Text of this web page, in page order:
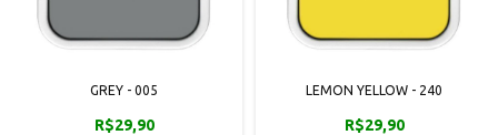
GREY - 005
R$29,90
LEMON YELLOW - 240
R$29,90